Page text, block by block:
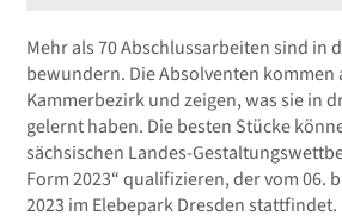
Mehr als 70 Abschlussarbeiten sind in
bewundern. Die Absolventen kommen
Kammerbezirk und zeigen, was sie in
gelernt haben. Die besten Stücke
sächsischen Landes-
Form 2023“ qualifizieren, der vom 06.
2023 im Elebepark Dresden stattfindet.